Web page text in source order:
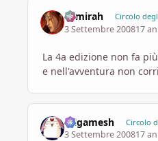
Samirah Circolo
3 Settembre 200817
La 4a edizione non fa
e nell'avventura non
Gilgamesh Circolo
3 Settembre 200817